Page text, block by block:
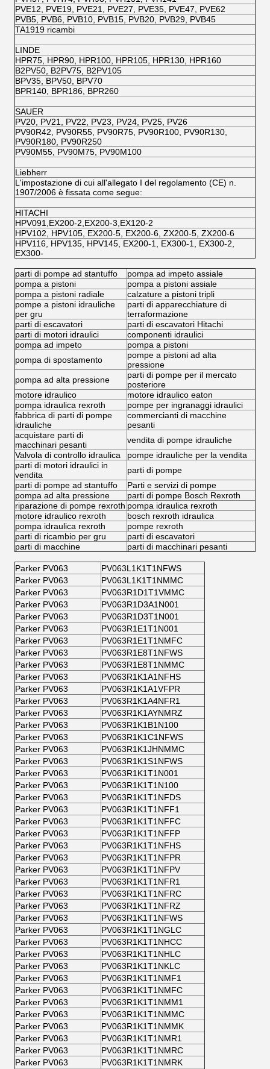
PVE12, PVE19, PVE21, PVE27, PVE35, PVE47, PVE62
PVB5, PVB6, PVB10, PVB15, PVB20, PVB29, PVB45
TA1919 ricambi
LINDE
HPR75, HPR90, HPR100, HPR105, HPR130, HPR160
B2PV50, B2PV75, B2PV105
BPV35, BPV50, BPV70
BPR140, BPR186, BPR260
SAUER
PV20, PV21, PV22, PV23, PV24, PV25, PV26
PV90R42, PV90R55, PV90R75, PV90R100, PV90R130,
PV90R180, PV90R250
PV90M55, PV90M75, PV90M100
Liebherr
L'impostazione di cui all'allegato I del regolamento (CE) n.
1907/2006 è fissata come segue:
HITACHI
HPV091,EX200-2,EX200-3,EX120-2
HPV102, HPV105, EX200-5, EX200-6, ZX200-5, ZX200-6
HPV116, HPV135, HPV145, EX200-1, EX300-1, EX300-2,
EX300-
parti di pompe ad stantuffo
pompa ad impeto assiale
pompa a pistoni
pompa a pistoni assiale
pompa a pistoni radiale
calzature a pistoni tripli
pompe a pistoni idrauliche
per gru
parti di apparecchiature di
terraformazione
parti di escavatori
parti di escavatori Hitachi
parti di motori idraulici
componenti idraulici
pompa ad impeto
pompa a pistoni
pompa di spostamento
pompe a pistoni ad alta
pressione
pompa ad alta pressione
parti di pompe per il mercato
posteriore
motore idraulico
motore idraulico eaton
pompa idraulica rexroth
pompe per ingranaggi idraulici
fabbrica di parti di pompe
idrauliche
commercianti di macchine
pesanti
acquistare parti di
macchinari pesanti
vendita di pompe idrauliche
Valvola di controllo idraulica
pompe idrauliche per la vendita
parti di motori idraulici in
vendita
parti di pompe
parti di pompe ad stantuffo
Parti e servizi di pompe
pompa ad alta pressione
parti di pompe Bosch Rexroth
riparazione di pompe rexroth pompa idraulica rexroth
motore idraulico rexroth
bosch rexroth idraulica
pompa idraulica rexroth
pompe rexroth
parti di ricambio per gru
parti di escavatori
parti di macchine
parti di macchinari pesanti
Parker PV063
PV063L1K1T1NFWS
Parker PV063
PV063L1K1T1NMMC
Parker PV063
PV063R1D1T1VMMC
Parker PV063
PV063R1D3A1N001
Parker PV063
PV063R1D3T1N001
Parker PV063
PV063R1E1T1N001
Parker PV063
PV063R1E1T1NMFC
Parker PV063
PV063R1E8T1NFWS
Parker PV063
PV063R1E8T1NMMC
Parker PV063
PV063R1K1A1NFHS
Parker PV063
PV063R1K1A1VFPR
Parker PV063
PV063R1K1A4NFR1
Parker PV063
PV063R1K1AYNMRZ
Parker PV063
PV063R1K1B1N100
Parker PV063
PV063R1K1C1NFWS
Parker PV063
PV063R1K1JHNMMC
Parker PV063
PV063R1K1S1NFWS
Parker PV063
PV063R1K1T1N001
Parker PV063
PV063R1K1T1N100
Parker PV063
PV063R1K1T1NFDS
Parker PV063
PV063R1K1T1NFF1
Parker PV063
PV063R1K1T1NFFC
Parker PV063
PV063R1K1T1NFFP
Parker PV063
PV063R1K1T1NFHS
Parker PV063
PV063R1K1T1NFPR
Parker PV063
PV063R1K1T1NFPV
Parker PV063
PV063R1K1T1NFR1
Parker PV063
PV063R1K1T1NFRC
Parker PV063
PV063R1K1T1NFRZ
Parker PV063
PV063R1K1T1NFWS
Parker PV063
PV063R1K1T1NGLC
Parker PV063
PV063R1K1T1NHCC
Parker PV063
PV063R1K1T1NHLC
Parker PV063
PV063R1K1T1NKLC
Parker PV063
PV063R1K1T1NMF1
Parker PV063
PV063R1K1T1NMFC
Parker PV063
PV063R1K1T1NMM1
Parker PV063
PV063R1K1T1NMMC
Parker PV063
PV063R1K1T1NMMK
Parker PV063
PV063R1K1T1NMR1
Parker PV063
PV063R1K1T1NMRC
Parker PV063
PV063R1K1T1NMRK